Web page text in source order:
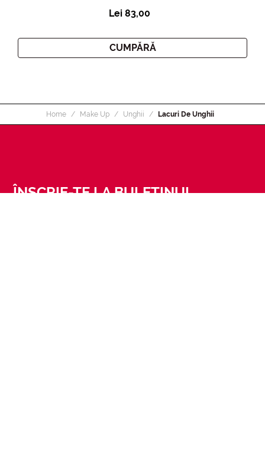
Lei 83,00
CUMPĂRĂ
Home Make Up Unghii Lacuri De Unghii
ÎNSCRIE-TE LA BULETINUL